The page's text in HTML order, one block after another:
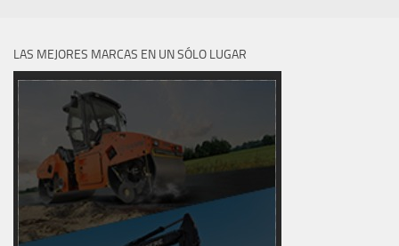
LAS MEJORES MARCAS EN UN SÓLO LUGAR